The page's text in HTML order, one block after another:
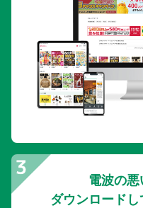
電波の悪
ダウンロード